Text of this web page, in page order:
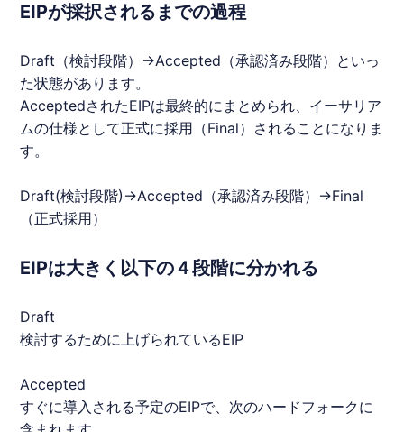
EIPが採択されるまでの過程
Draft（検討段階）→Accepted（承認済み段階）といっ
た状態があります。
AcceptedされたEIPは最終的にまとめられ、 イーサリア
ムの仕様として正式に採用（Final）されることになりま
す。
Draft(検討段階)→Accepted（承認済み段階）→Final
（正式採用）
EIPは大きく以下の４段階に分かれる
Draft
検討するために上げられているEIP
Accepted
すぐに導入される予定のEIPで、次のハードフォークに